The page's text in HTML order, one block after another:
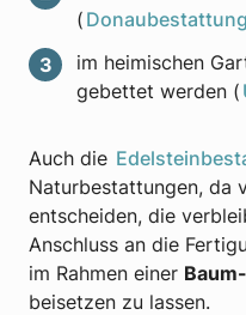
( Donaubestattung
im heimischen
gebettet werden (
Auch die
Naturbestattungen, da
entscheiden, die
Anschluss an die
im Rahmen einer
beisetzen zu lassen.